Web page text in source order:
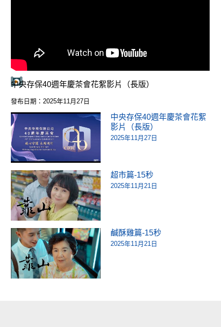
中央存保40週年慶茶會花絮影片（長版）
發布日期：2025年11月27日
中央存保40週年慶茶會花絮
影片（長版）
2025年11月27日
超市篇-15秒
2025年11月21日
鹹酥雞篇-15秒
2025年11月21日